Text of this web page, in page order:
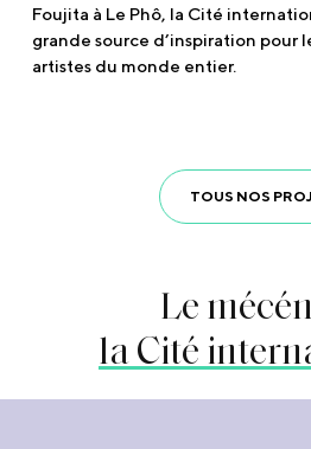
Foujita à Le Phô, la Cité
grande source d’inspiration pour
artistes du monde entier.
TOUS NOS
Le
la Cité